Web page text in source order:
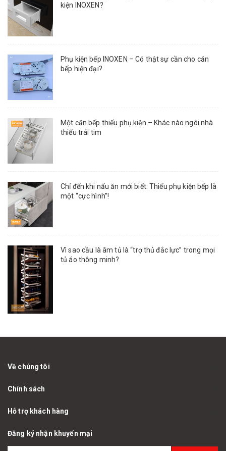
kiện INOXEN?
Phụ kiện bếp INOXEN – Có thật sự cần cho căn
bếp hiện đại?
Một căn bếp thiếu phụ kiện – Khác nào ngôi nhà
thiếu trái tim
Chỉ đến khi nấu ăn mới biết: Thiếu phụ kiện bếp là
một “cực hình”!
Vì sao cầu là âm tủ là “trợ thủ đắc lực” trong mọi
tủ áo thông minh?
Về chúng tôi
Chính sách
Hỗ trợ khách hàng
Đăng ký nhận khuyến mại